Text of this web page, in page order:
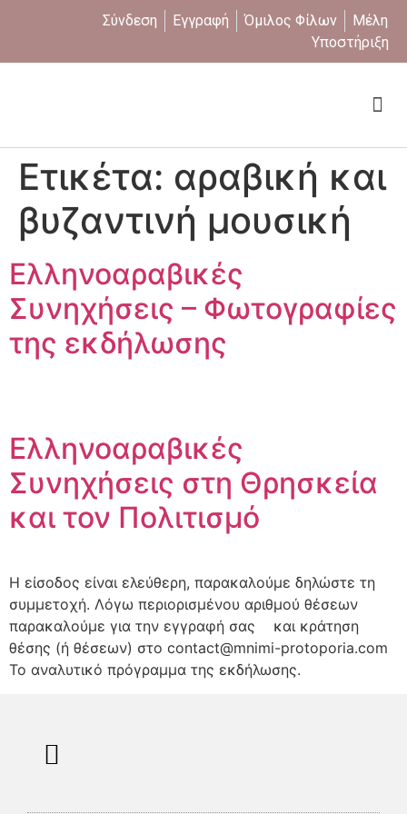
Σύνδεση Εγγραφή Όμιλος Φίλων
Μέλη
Υποστήριξη
Ετικέτα: αραβική και
βυζαντινή μουσική
Ελληνοαραβικές
Συνηχήσεις – Φωτογραφίες
της εκδήλωσης
Ελληνοαραβικές
Συνηχήσεις στη Θρησκεία
και τον Πολιτισμό
Η είσοδος είναι ελεύθερη, παρακαλούμε δηλώστε τη
συμμετοχή. Λόγω περιορισμένου αριθμού θέσεων
παρακαλούμε για την εγγραφή σας και κράτηση
θέσης (ή θέσεων) στο contact@mnimi-protoporia.com
Το αναλυτικό πρόγραμμα της εκδήλωσης.